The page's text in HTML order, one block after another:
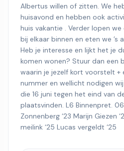
Albertus willen of zitten. We
huisavond en hebben ook
huis vakantie . Verder lopen
bij elkaar binnen en eten we ’s
Heb je interesse en lijkt het je
komen wonen? Stuur dan een
waarin je jezelf kort voorstelt
nummer en wellicht nodigen
die 16 juni tegen het eind van
plaatsvinden. L6 Binnenpret.
Zonnenberg ‘23 Marijn Giezen
meilink ‘25 Lucas vergeldt ‘25